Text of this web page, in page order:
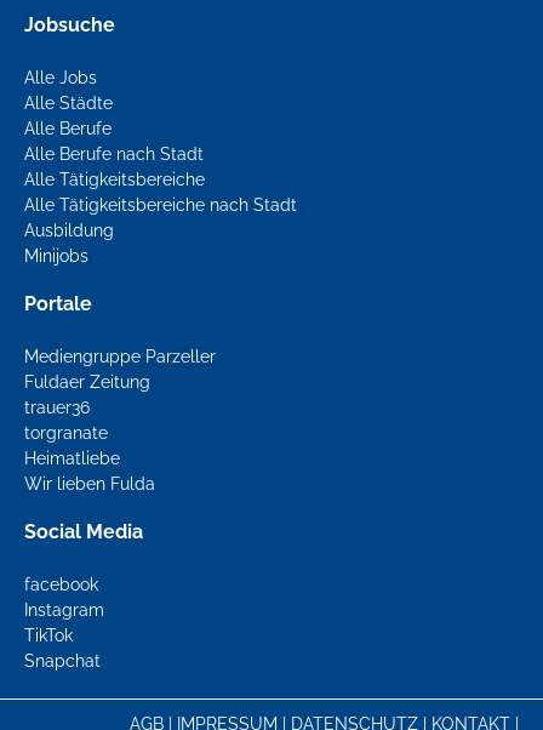
Jobsuche
Alle Jobs
Alle Städte
Alle Berufe
Alle Berufe nach Stadt
Alle Tätigkeitsbereiche
Alle Tätigkeitsbereiche nach Stadt
Ausbildung
Minijobs
Portale
Mediengruppe Parzeller
Fuldaer Zeitung
trauer36
torgranate
Heimatliebe
Wir lieben Fulda
Social Media
facebook
Instagram
TikTok
Snapchat
AGB IMPRESSUM DATENSCHUTZ KONTAKT